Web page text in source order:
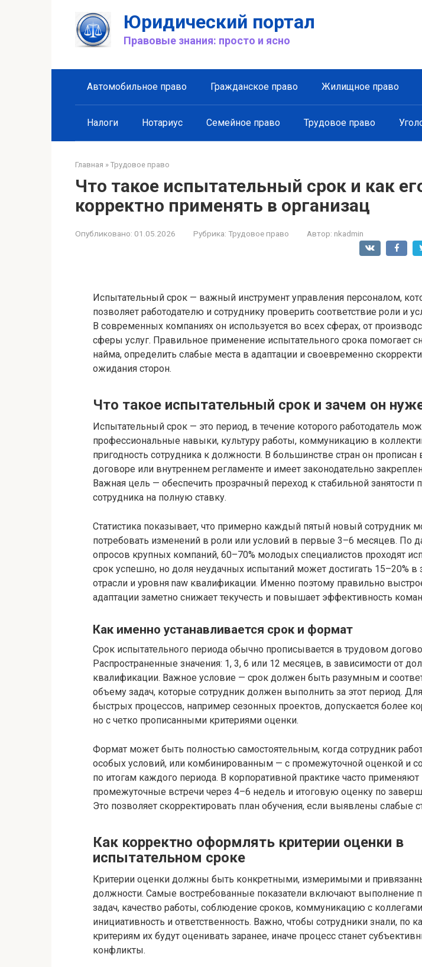
Юридический портал
Правовые знания: просто и ясно
Автомобильное право Гражданское право Жилищное право
Налоги Нотариус Семейное право Трудовое право
Главная » Трудовое право
Что такое испытательный срок и как
корректно применять в организац
Опубликовано: 01.05.2026 Рубрика: Трудовое право Автор: nkadmin
Испытательный срок — важный инструмент управления персоналом,
позволяет работодателю и сотруднику проверить соответствие роли и
В современных компаниях он используется во всех сферах, от
сферы услуг. Правильное применение испытательного срока помогает
найма, определить слабые места в адаптации и своевременно
ожидания сторон.
Что такое испытательный срок и зачем он
Испытательный срок — это период, в течение которого работодатель
профессиональные навыки, культуру работы, коммуникацию в
пригодность сотрудника к должности. В большинстве стран он прописан
договоре или внутреннем регламенте и имеет законодательно
Важная цель — обеспечить прозрачный переход к стабильной занятости
сотрудника на полную ставку.
Статистика показывает, что примерно каждый пятый новый сотрудник
потребовать изменений в роли или условий в первые 3–6 месяцев. По
опросов крупных компаний, 60–70% молодых специалистов проходят
срок успешно, но доля неудачных испытаний может достигать 15–20% в
отрасли и уровня naw квалификации. Именно поэтому правильно
адаптации заметно снижает текучесть и повышает эффективность
Как именно устанавливается срок и формат
Срок испытательного периода обычно прописывается в трудовом
Распространенные значения: 1, 3, 6 или 12 месяцев, в зависимости от
квалификации. Важное условие — срок должен быть разумным и
объему задач, которые сотрудник должен выполнить за этот период.
быстрых процессов, например сезонных проектов, допускается более
но с четко прописанными критериями оценки.
Формат может быть полностью самостоятельным, когда сотрудник
особых условий, или комбинированным — с промежуточной оценкой и
по итогам каждого периода. В корпоративной практике часто применяют
промежуточные встречи через 4–6 недель и итоговую оценку по
Это позволяет скорректировать план обучения, если выявлены слабые
Как корректно оформлять критерии оценки в
испытательном сроке
Критерии оценки должны быть конкретными, измеримыми и
должности. Самые востребованные показатели включают выполнение
задач, качество работы, соблюдение сроков, коммуникацию с
инициативность и ответственность. Важно, чтобы сотрудники знали, по
критериям их будут оценивать заранее, иначе процесс станет
конфликты.